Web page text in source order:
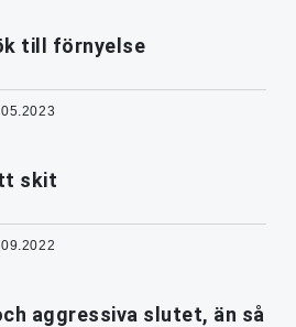
till förnyelse
skit
aggressiva slutet, än så